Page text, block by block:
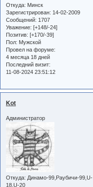
Откуда: Минск
Зарегистрирован: 14-02-2009
Сообщений: 1707
Уважение: [+148/-24]
Позитив: [+170/-39]
Пол: Мужской
Провел на форуме:
4 месяца 18 дней
Последний визит:
11-08-2024 23:51:12
Kot
Администратор
Откуда: Динамо-99,Раубичи-99,U-
18,U-20